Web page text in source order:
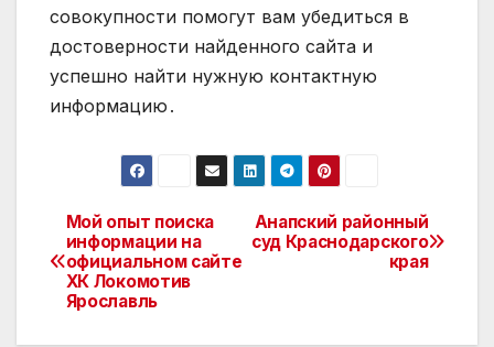
совокупности помогут вам убедиться в
достоверности найденного сайта и
успешно найти нужную контактную
информацию․
Навигация
по
записям
Анапский районный
суд Краснодарского
края
Мой опыт поиска
информации на
официальном сайте
ХК Локомотив
Ярославль